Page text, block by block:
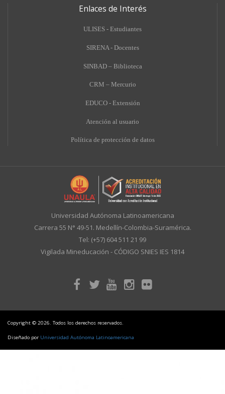
Enlaces de Interés
ULISES - Estudiantes
SIRENA - Docentes
SINBAD – Biblioteca
CRM – Mercurio
EDUCO - Extensión
Atención al usuario
Política de protección de datos
Universidad Autónoma Latinoamericana
Carrera 55 N° 49-51. Medellín-Colombia-Suramérica.
Tel: (+57) 604 511 21 99
Vigilada Mineducación - CÓDIGO SNIES IES 1814
Copyright © 2026. Todos los derechos reservados.
Diseñado por Universidad Autónoma Latinoamericana